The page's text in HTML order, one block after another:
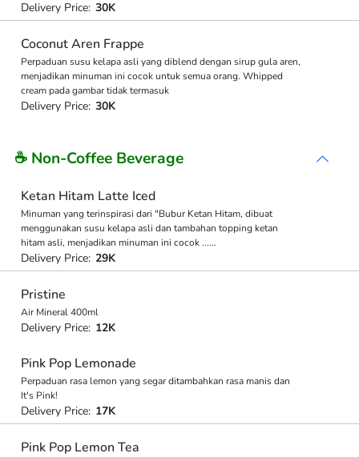
Delivery Price: 30K
Coconut Aren Frappe
Perpaduan susu kelapa asli yang diblend dengan sirup gula aren,
menjadikan minuman ini cocok untuk semua orang. Whipped
cream pada gambar tidak termasuk
Delivery Price: 30K
☕ Non-Coffee Beverage
Ketan Hitam Latte Iced
Minuman yang terinspirasi dari "Bubur Ketan Hitam, dibuat
menggunakan susu kelapa asli dan tambahan topping ketan
hitam asli, menjadikan minuman ini cocok......
Delivery Price: 29K
Pristine
Air Mineral 400ml
Delivery Price: 12K
Pink Pop Lemonade
Perpaduan rasa lemon yang segar ditambahkan rasa manis dan
It's Pink!
Delivery Price: 17K
Pink Pop Lemon Tea